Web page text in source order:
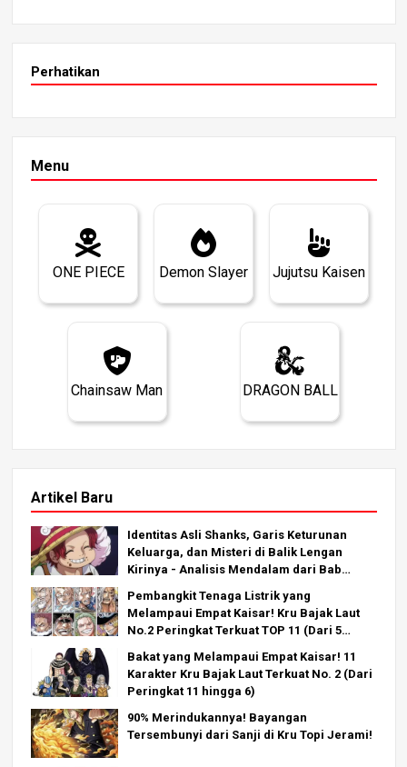
Perhatikan
Menu
ONE PIECE Demon Slayer Jujutsu Kaisen
Chainsaw Man DRAGON BALL
Artikel Baru
Identitas Asli Shanks, Garis Keturunan
Keluarga, dan Misteri di Balik Lengan
Kirinya - Analisis Mendalam dari Bab
Pembangkit Tenaga Listrik yang
Melampaui Empat Kaisar! Kru Bajak Laut
No.2 Peringkat Terkuat TOP 11 (Dari 5
Bakat yang Melampaui Empat Kaisar! 11
Karakter Kru Bajak Laut Terkuat No. 2 (Dari
Peringkat 11 hingga 6)
90% Merindukannya! Bayangan
Tersembunyi dari Sanji di Kru Topi Jerami!